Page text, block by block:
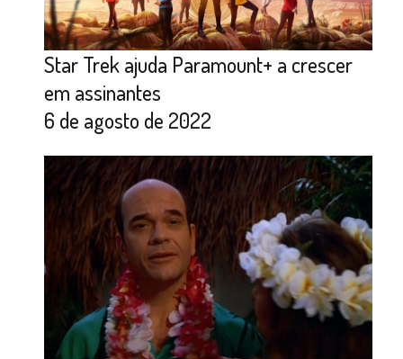
Star Trek ajuda Paramount+ a crescer
em assinantes
6 de agosto de 2022